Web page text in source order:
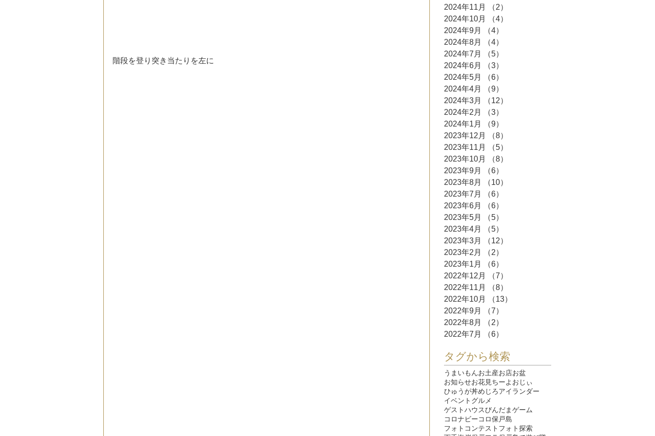
階段を登り突き当たりを左に
2024年11月 （2）
2024年10月
（4）
2024年9月
（4）
2024年8月
（4）
2024年7月
（5）
2024年6月
（3）
2024年5月
（6）
2024年4月
（9）
2024年3月
（12）
2024年2月
（3）
2024年1月
（9）
2023年12月
（8）
2023年11月
（5）
2023年10月
（8）
2023年9月
（6）
2023年8月
（10）
2023年7月
（6）
2023年6月
（6）
2023年5月
（5）
2023年4月
（5）
2023年3月
（12）
2023年2月
（2）
2023年1月
（6）
2022年12月
（7）
2022年11月
（8）
2022年10月
（13）
2022年9月
（7）
2022年8月
（2）
2022年7月
（6）
タグから検索
うまいもんお土産お店お盆
お知らせお花見ちーよおじぃ
ひゅうが丼めじろアイランダー
イベント グルメ
ゲストハウスびんだまゲーム
コロナビーコロ保戸島
フォトコンテスト フォト探索